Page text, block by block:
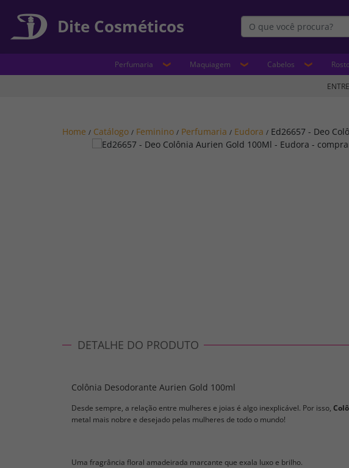
Dite Cosméticos
Perfumaria Maquiagem Cabelos
Home / Catálogo / Feminino / Perfumaria / Eudora / Ed26657 - Deo
DETALHE DO PRODUTO
Colônia Desodorante Aurien Gold 100ml
Desde sempre, a relação entre mulheres e joias é algo inexplicável. Por isso,
metal mais nobre e desejado pelas mulheres de todo o mundo!
Uma fragrância floral amadeirada marcante que exala luxo e brilho.